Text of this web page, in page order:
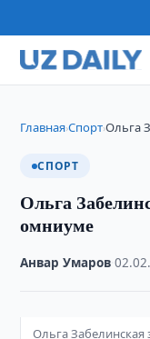
Главная›Спорт›Ольга
СПОРТ
Ольга
омниуме
Анвар Умаров ·
Ольга Забелинская